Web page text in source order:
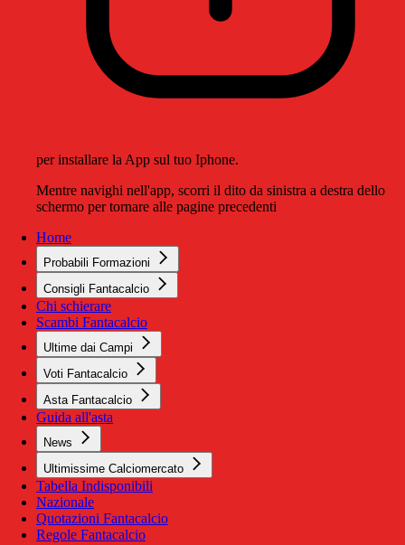
per installare la App sul tuo Iphone.
Mentre navighi nell'app, scorri il dito da sinistra a destra dello
schermo per tornare alle pagine precedenti
Home
Probabili Formazioni
Consigli Fantacalcio
Chi schierare
Scambi Fantacalcio
Ultime dai Campi
Voti Fantacalcio
Asta Fantacalcio
Guida all'asta
News
Ultimissime Calciomercato
Tabella Indisponibili
Nazionale
Quotazioni Fantacalcio
Regole Fantacalcio